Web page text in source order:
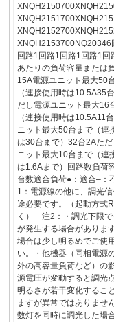
XNQH2153700NQ20346
回路1回路1回路1回路1回
あたりの負荷容量または
15A電源ユニット最大50
（連接使用時は10.5A35
だし電源ユニット最大16
（連接使用時は10.5A11
ニット最大50台まで（連
は30台まで）32台2Aた
ニット最大10台まで（連
は1.6Aまで）回路数負荷
台数適合負荷●：適合–：
1：電源線の他に、調光信
途必要です。（起動方式
く） 注2：・調光下限で
が発生する場合がありま
場合は少し明るめでご使
い。・他機器（同相電源
外の高容量負荷など）の
源電圧が変動すると調光
明るさが若干変化するこ
ますが異常ではありませ
数灯を同時に調光した場